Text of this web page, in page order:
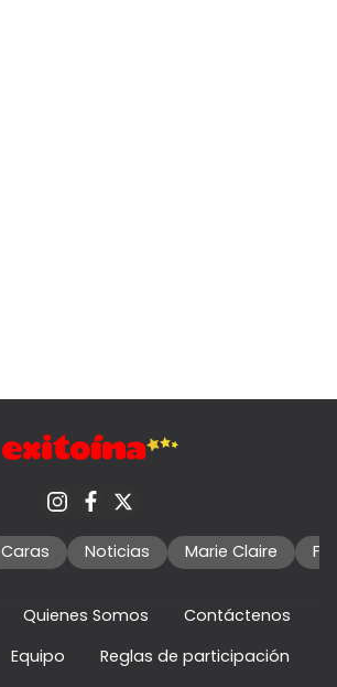
Caras Noticias Marie Claire
Quienes Somos
Contáctenos
Equipo
Reglas de participación